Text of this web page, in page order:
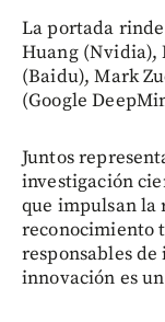
La portada
Huang (Nvidia),
(Baidu), Mark
(Google
Juntos
investigación
que impulsan la
reconocimiento
responsables
innovación es